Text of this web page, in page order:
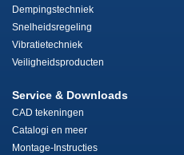
Dempingstechniek
Snelheidsregeling
Vibratietechniek
Veiligheidsproducten
Service & Downloads
CAD tekeningen
Catalogi en meer
Montage-Instructies